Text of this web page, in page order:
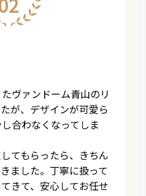
ヴァンドーム青山のリ
が、デザインが可愛ら
合わなくなってしま
てもらったら、きちん
ました。丁寧に扱って
きて、安心してお任せ